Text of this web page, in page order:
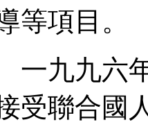
等項目。
九九六年
受聯合國